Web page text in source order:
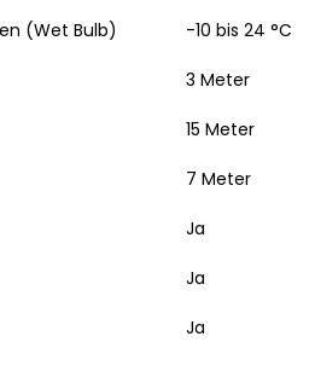
(Wet Bulb) -10 bis 24 °C
3 Meter
15 Meter
7 Meter
Ja
Ja
Ja